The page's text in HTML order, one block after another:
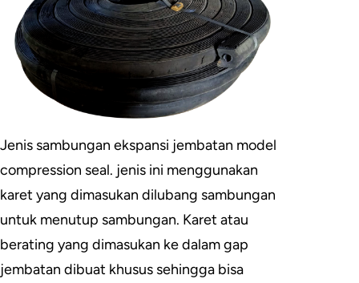
Jenis sambungan ekspansi jembatan model
compression seal. jenis ini menggunakan
karet yang dimasukan dilubang sambungan
untuk menutup sambungan. Karet atau
berating yang dimasukan ke dalam gap
jembatan dibuat khusus sehingga bisa